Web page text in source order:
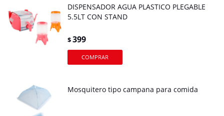
DISPENSADOR AGUA PLASTICO PLEGABLE
5.5LT CON STAND
$399
Mosquitero tipo campana para comida